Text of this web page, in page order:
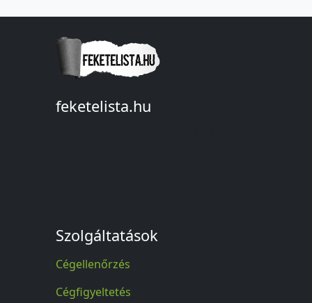
feketelista.hu
Szolgáltatások
Cégellenőrzés
Cégfigyeltetés